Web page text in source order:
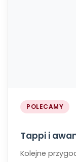
POLECAMY
Tappi i
Kolejne